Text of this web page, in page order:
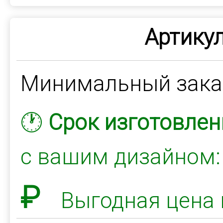
Минимальный
🕐 Срок
с вашим
₽ Выгодная